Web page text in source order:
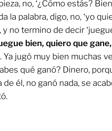
no, ‘¿Cómo estás?
la palabra, digo, no, ‘yo
y no termino de decir
bien, quiero que
Ya jugó muy bien muchas
qué ganó? Dinero,
de él, no ganó nada, se